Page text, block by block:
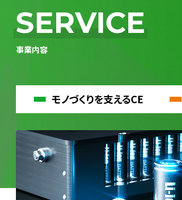
SERVICE
事業内容
モノづくりを支えるCE